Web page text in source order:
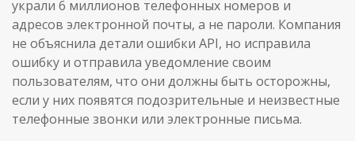
украли 6 миллионов телефонных номеров и
адресов электронной почты, а не пароли. Компания
не объяснила детали ошибки API, но исправила
ошибку и отправила уведомление своим
пользователям, что они должны быть осторожны,
если у них появятся подозрительные и неизвестные
телефонные звонки или электронные письма.